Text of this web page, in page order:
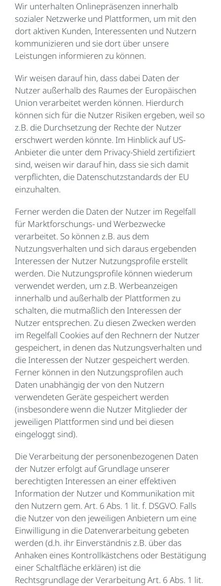
Wir unterhalten Onlinepräsenzen innerhalb
sozialer Netzwerke und Plattformen, um mit den
dort aktiven Kunden, Interessenten und Nutzern
kommunizieren und sie dort über unsere
Leistungen informieren zu können.
Wir weisen darauf hin, dass dabei Daten der
Nutzer außerhalb des Raumes der Europäischen
Union verarbeitet werden können. Hierdurch
können sich für die Nutzer Risiken ergeben, weil so
z.B. die Durchsetzung der Rechte der Nutzer
erschwert werden könnte. Im Hinblick auf US-
Anbieter die unter dem Privacy-Shield zertifiziert
sind, weisen wir darauf hin, dass sie sich damit
verpflichten, die Datenschutzstandards der EU
einzuhalten.
Ferner werden die Daten der Nutzer im Regelfall
für Marktforschungs- und Werbezwecke
verarbeitet. So können z.B. aus dem
Nutzungsverhalten und sich daraus ergebenden
Interessen der Nutzer Nutzungsprofile erstellt
werden. Die Nutzungsprofile können wiederum
verwendet werden, um z.B. Werbeanzeigen
innerhalb und außerhalb der Plattformen zu
schalten, die mutmaßlich den Interessen der
Nutzer entsprechen. Zu diesen Zwecken werden
im Regelfall Cookies auf den Rechnern der Nutzer
gespeichert, in denen das Nutzungsverhalten und
die Interessen der Nutzer gespeichert werden.
Ferner können in den Nutzungsprofilen auch
Daten unabhängig der von den Nutzern
verwendeten Geräte gespeichert werden
(insbesondere wenn die Nutzer Mitglieder der
jeweiligen Plattformen sind und bei diesen
eingeloggt sind).
Die Verarbeitung der personenbezogenen Daten
der Nutzer erfolgt auf Grundlage unserer
berechtigten Interessen an einer effektiven
Information der Nutzer und Kommunikation mit
den Nutzern gem. Art. 6 Abs. 1 lit. f. DSGVO. Falls
die Nutzer von den jeweiligen Anbietern um eine
Einwilligung in die Datenverarbeitung gebeten
werden (d.h. ihr Einverständnis z.B. über das
Anhaken eines Kontrollkästchens oder Bestätigung
einer Schaltfläche erklären) ist die
Rechtsgrundlage der Verarbeitung Art. 6 Abs. 1 lit.